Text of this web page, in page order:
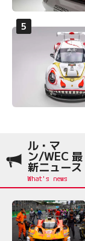
ル・マ
ン/WEC 最
新ニュース